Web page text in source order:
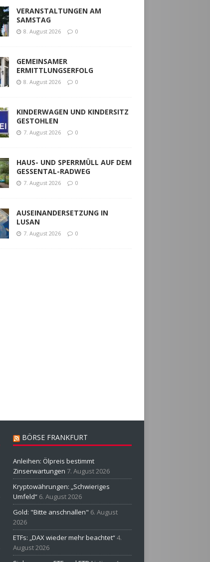
VERANSTALTUNGEN AM
SAMSTAG
8. August 2026 0
GEMEINSAMER
ERMITTLUNGSERFOLG
8. August 2026 0
KINDERWAGEN UND KINDERSITZ
GESTOHLEN
7. August 2026 0
HAUS- UND SPERRMÜLL AUF DEM
GESSENTAL-RADWEG
7. August 2026 0
AUSEINANDERSETZUNG IN
LUSAN
7. August 2026 0
BÖRSE FRANKFURT
Anleihen: Ölpreis bestimmt
Zinserwartungen 7. August 2026
Kryptowährungen: „Schwieriges
Umfeld“ 6. August 2026
Gold: "Bitte anschnallen" 6. August
2026
ETFs: „DAX wieder mehr beachtet“4.
August 2026